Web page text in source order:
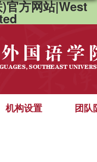
官方网站|West
机构设置 团队